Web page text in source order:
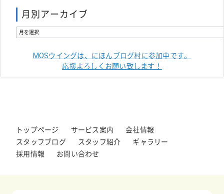
月別アーカイブ
MOSウイングは、にほんブログ村に参加中です。
応援よろしくお願い致します！
トップページ サービス案内
会社情報
スタッフブログ
スタッフ紹介
ギャラリー
採用情報
お問い合わせ